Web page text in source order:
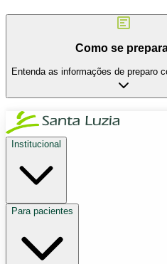
Como se
Entenda as informações de preparo
Institucional
Para pacientes